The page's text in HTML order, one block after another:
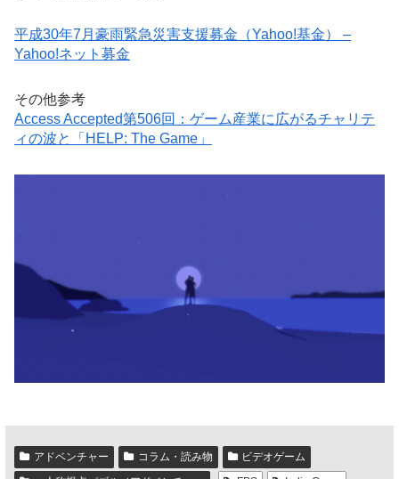
平成30年7月豪雨緊急災害支援募金（Yahoo!基金） –
Yahoo!ネット募金
その他参考
Access Accepted第506回：ゲーム産業に広がるチャリテ
ィの波と「HELP: The Game」
アドベンチャー コラム・読み物
ビデオゲーム